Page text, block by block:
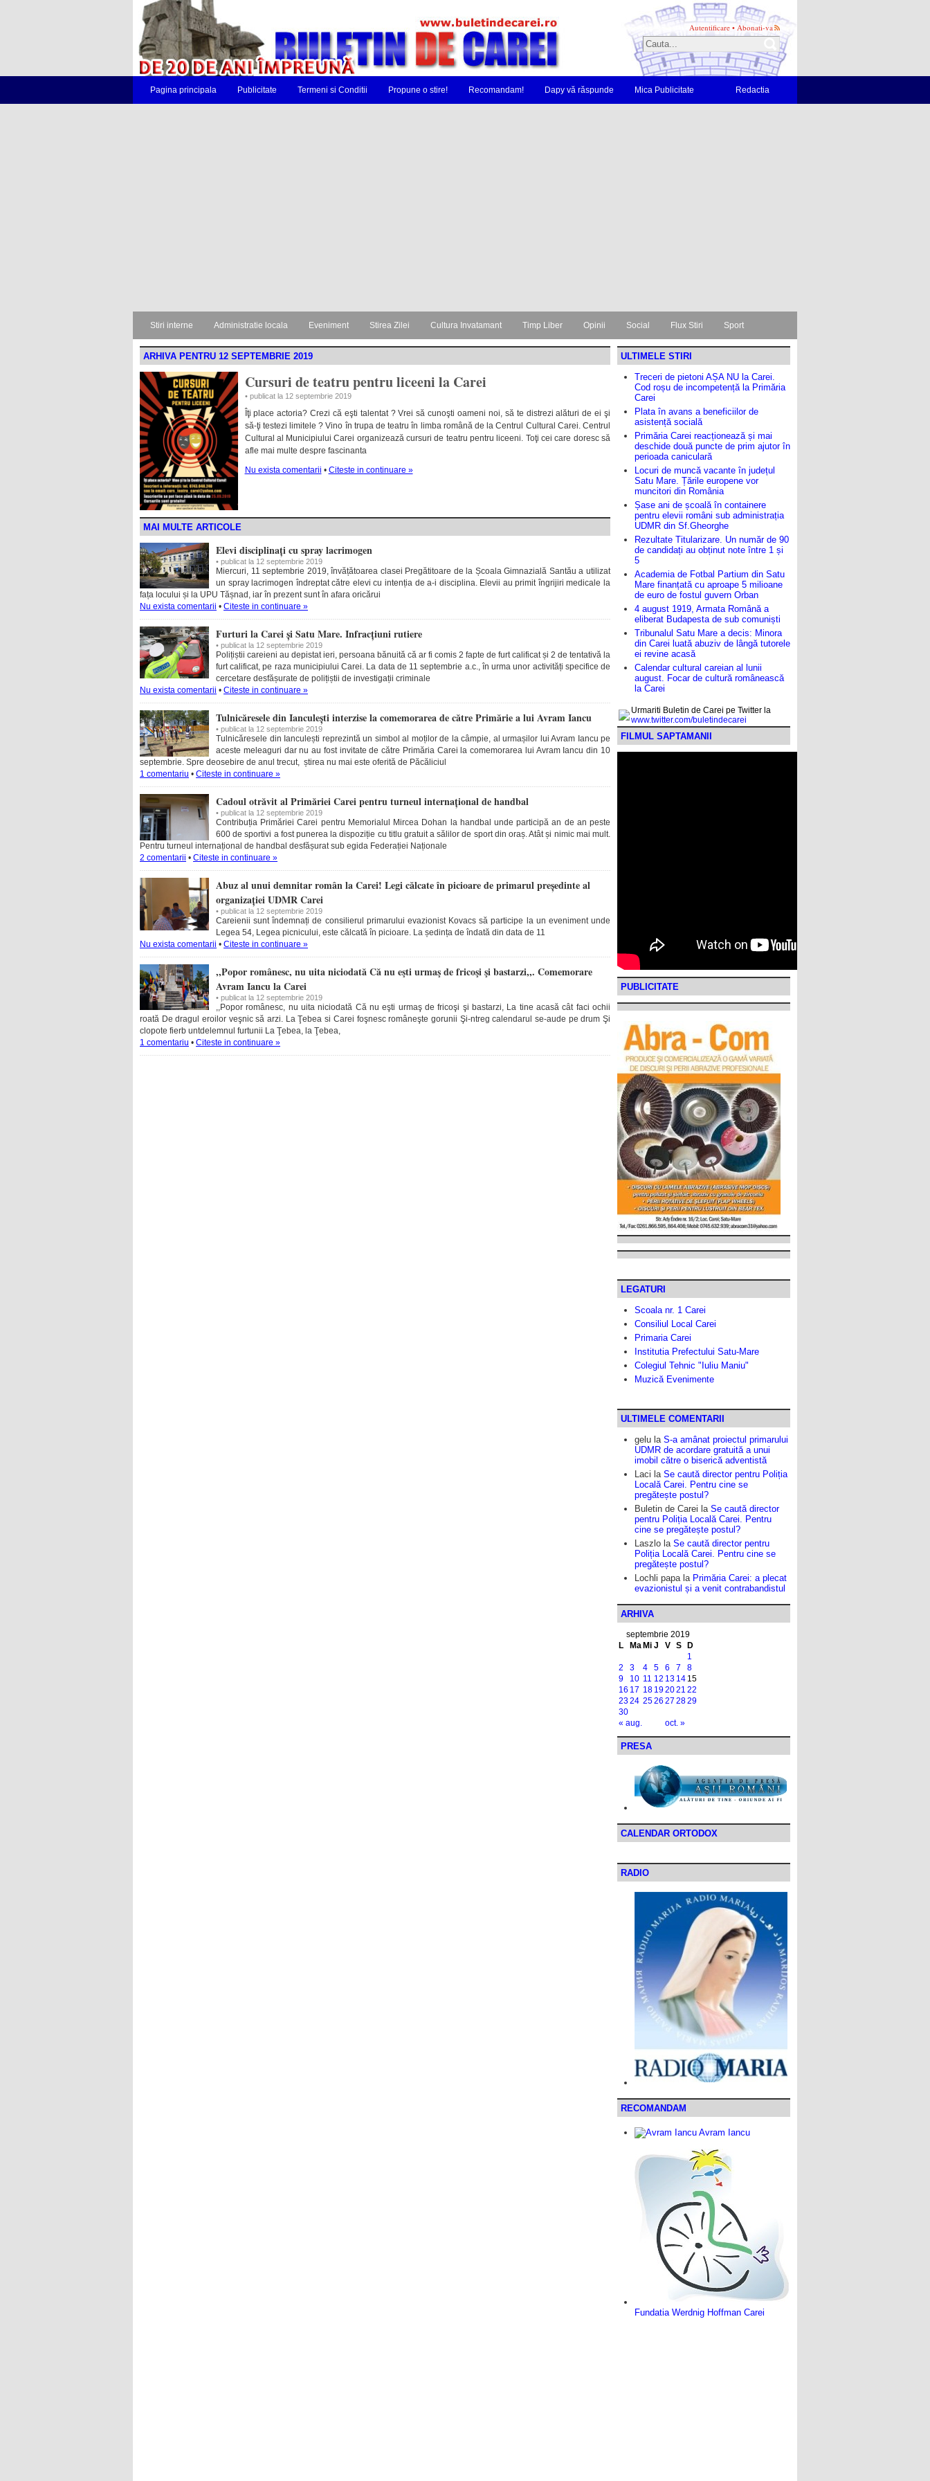
Autentificare • Abonati-va
Pagina principala Publicitate Termeni si Conditii Propune o stire! Recomandam! Dapy vă răspunde Mica Publicitate Redactia
Stiri interne Administratie locala Eveniment Stirea Zilei Cultura Invatamant Timp Liber Opinii Social Flux Stiri Sport
ARHIVA PENTRU 12 SEPTEMBRIE 2019
Cursuri de teatru pentru liceeni la Carei
• publicat la 12 septembrie 2019
Îţi place actoria? Crezi că eşti talentat ? Vrei să cunoşti oameni noi, să te distrezi alături de ei şi
să-ţi testezi limitele ? Vino în trupa de teatru în limba română de la Centrul Cultural Carei. Centrul
Cultural al Municipiului Carei organizează cursuri de teatru pentru liceeni. Toţi cei care doresc să
afle mai multe despre fascinanta
Nu exista comentarii • Citeste in continuare »
MAI MULTE ARTICOLE
Elevi disciplinați cu spray lacrimogen
• publicat la 12 septembrie 2019
Miercuri, 11 septembrie 2019, învățătoarea clasei Pregătitoare de la Școala Gimnazială Santău a utilizat
un spray lacrimogen îndreptat către elevi cu intenția de a-i disciplina. Elevii au primit îngrijiri medicale la
fața locului și la UPU Tășnad, iar în prezent sunt în afara oricărui
Nu exista comentarii • Citeste in continuare »
Furturi la Carei și Satu Mare. Infracțiuni rutiere
• publicat la 12 septembrie 2019
Polițiștii careieni au depistat ieri, persoana bănuită că ar fi comis 2 fapte de furt calificat și 2 de tentativă la
furt calificat, pe raza municipiului Carei. La data de 11 septembrie a.c., în urma unor activități specifice de
cercetare desfășurate de polițiștii de investigații criminale
Nu exista comentarii • Citeste in continuare »
Tulnicăresele din Ianculești interzise la comemorarea de către Primărie a lui Avram Iancu
• publicat la 12 septembrie 2019
Tulnicăresele din Ianculești reprezintă un simbol al moților de la câmpie, al urmașilor lui Avram Iancu pe
aceste meleaguri dar nu au fost invitate de către Primăria Carei la comemorarea lui Avram Iancu din 10
septembrie. Spre deosebire de anul trecut, știrea nu mai este oferită de Păcăliciul
1 comentariu • Citeste in continuare »
Cadoul otrăvit al Primăriei Carei pentru turneul internațional de handbal
• publicat la 12 septembrie 2019
Contribuția Primăriei Carei pentru Memorialul Mircea Dohan la handbal unde participă an de an peste
600 de sportivi a fost punerea la dispoziție cu titlu gratuit a sălilor de sport din oraș. Atât și nimic mai mult.
Pentru turneul internațional de handbal desfășurat sub egida Federației Naționale
2 comentarii • Citeste in continuare »
Abuz al unui demnitar român la Carei! Legi călcate în picioare de primarul președinte al
organizației UDMR Carei
• publicat la 12 septembrie 2019
Careienii sunt îndemnați de consilierul primarului evazionist Kovacs să participe la un eveniment unde
Legea 54, Legea picnicului, este călcată în picioare. La ședința de îndată din data de 11
Nu exista comentarii • Citeste in continuare »
,,Popor românesc, nu uita niciodată Că nu eşti urmaş de fricoşi şi bastarzi,,. Comemorare
Avram Iancu la Carei
• publicat la 12 septembrie 2019
,,Popor românesc, nu uita niciodată Că nu eşti urmaş de fricoşi şi bastarzi, La tine acasă cât faci ochii
roată De dragul eroilor veşnic să arzi. La Ţebea si Carei foşnesc româneşte gorunii Şi-ntreg calendarul se-aude pe drum Şi
clopote fierb untdelemnul furtunii La Ţebea, la Ţebea,
1 comentariu • Citeste in continuare »
ULTIMELE STIRI
Treceri de pietoni AȘA NU la Carei.
Cod roșu de incompetență la Primăria
Carei
Plata în avans a beneficiilor de
asistență socială
Primăria Carei reacționează și mai
deschide două puncte de prim ajutor în
perioada caniculară
Locuri de muncă vacante în județul
Satu Mare. Țările europene vor
muncitori din România
Șase ani de școală în containere
pentru elevii români sub administrația
UDMR din Sf.Gheorghe
Rezultate Titularizare. Un număr de 90
de candidați au obținut note între 1 și
5
Academia de Fotbal Partium din Satu
Mare finanțată cu aproape 5 milioane
de euro de fostul guvern Orban
4 august 1919, Armata Română a
eliberat Budapesta de sub comuniști
Tribunalul Satu Mare a decis: Minora
din Carei luată abuziv de lângă tutorele
ei revine acasă
Calendar cultural careian al lunii
august. Focar de cultură românească
la Carei
Urmariti Buletin de Carei pe Twitter la
www.twitter.com/buletindecarei
FILMUL SAPTAMANII
PUBLICITATE
LEGATURI
Scoala nr. 1 Carei
Consiliul Local Carei
Primaria Carei
Institutia Prefectului Satu-Mare
Colegiul Tehnic "Iuliu Maniu"
Muzică Evenimente
ULTIMELE COMENTARII
gelu la S-a amânat proiectul primarului
UDMR de acordare gratuită a unui
imobil către o biserică adventistă
Laci la Se caută director pentru Poliția
Locală Carei. Pentru cine se
pregătește postul?
Buletin de Carei la Se caută director
pentru Poliția Locală Carei. Pentru
cine se pregătește postul?
Laszlo la Se caută director pentru
Poliția Locală Carei. Pentru cine se
pregătește postul?
Lochli papala Primăria Carei: a plecat
evazionistul și a venit contrabandistul
ARHIVA
septembrie 2019
L
Ma Mi J V S D
« aug. oct. »
1
2
3 4 5 6 7
8
9
10 11 12 13 14 15
16 17 18 192021 22
2324 2526 27 2829
30
PRESA
CALENDAR ORTODOX
RADIO
RECOMANDAM
Avram Iancu
Fundatia Werdnig Hoffman Carei